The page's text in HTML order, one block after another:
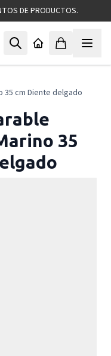
DE PRODUCTOS.
35 cm Diente delgado
35